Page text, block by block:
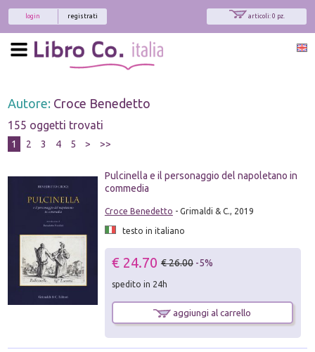
articoli: 0 pz.
registrati
login
Autore: Croce Benedetto
155 oggetti trovati
1 2 3 4 5 > >>
Pulcinella e il personaggio del napoletano in
commedia
Croce Benedetto - Grimaldi & C., 2019
testo in italiano
€ 24.70 € 26.00 -5%
spedito in 24h
aggiungi al carrello